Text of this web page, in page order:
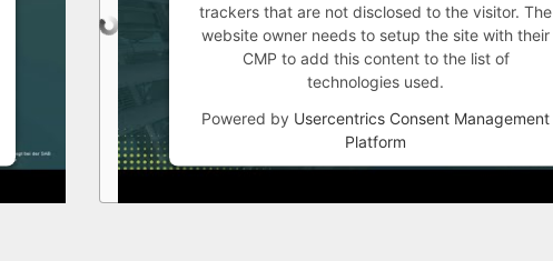
trackers that are not disclosed to the visitor. The
website owner needs to setup the site with their
CMP to add this content to the list of
technologies used.
Powered by Usercentrics Consent Management
Platform